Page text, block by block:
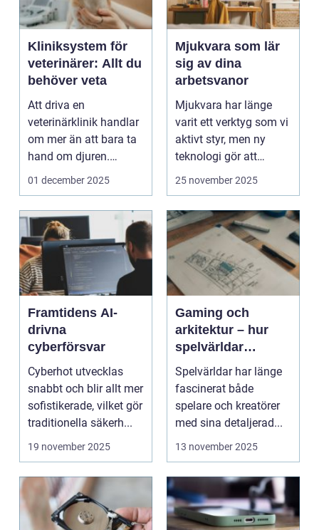
Kliniksystem för
veterinärer: Allt du
behöver veta
Att driva en
veterinärklinik handlar
om mer än att bara ta
hand om djuren.
Administrativa ...
01 december 2025
Mjukvara som lär
sig av dina
arbetsvanor
Mjukvara har länge
varit ett verktyg som vi
aktivt styr, men ny
teknologi gör att
program ...
25 november 2025
Framtidens AI-
drivna
cyberförsvar
Cyberhot utvecklas
snabbt och blir allt mer
sofistikerade, vilket gör
traditionella säkerh...
19 november 2025
Gaming och
arkitektur – hur
spelvärldar
inspirerar verklig
stadsplanering
Spelvärldar har länge
fascinerat både
spelare och kreatörer
med sina detaljerad...
13 november 2025